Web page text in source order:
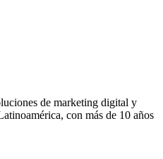
de marketing digital y
con más de 10 años